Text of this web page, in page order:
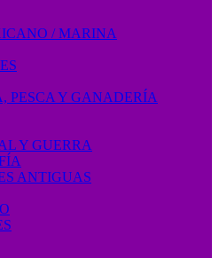
/ MARINA
PESCA Y GANADERÍA
Y GUERRA
ANTIGUAS